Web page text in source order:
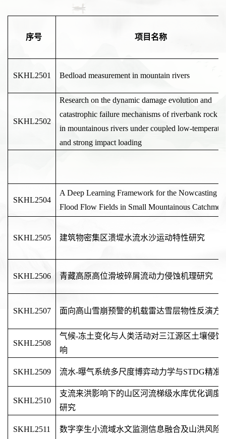
序号 项目名称
SKHL2501 Bedload measurement in mountain rivers
SKHL2502
Research on the dynamic damage evolution and
catastrophic failure mechanisms of riverbank rock
in mountainous rivers under coupled low-
and strong impact loading
SKHL2504
A Deep Learning Framework for the Nowcasting of
Flood Flow Fields in Small Mountainous
SKHL2505 建筑物密集区溃堤水流水沙运动特性研究
SKHL2506 青藏高原高位滑坡碎屑流动力侵蚀机理研究
SKHL2507 面向高山雪崩预警的机载雷达雪层物性反演方
SKHL2508
气候-冻土变化与人类活动对三江源区土壤侵蚀
响
SKHL2509 流水-曝气系统多尺度博弈动力学与STDG精准
SKHL2510
支流来洪影响下的山区河流梯级水库优化调度
研究
SKHL2511 数字孪生小流域水文监测信息融合及山洪风险